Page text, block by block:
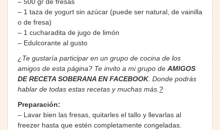
– 1 taza de yogurt sin azúcar (puede ser natural, de vainilla
o de fresa)
– 1 cucharadita de jugo de limón
– Edulcorante al gusto
¿Te gustaría participar en un grupo de cocina de los
amigos de esta página? Te invito a mi grupo de AMIGOS
DE RECETA SOBERANA EN FACEBOOK. Donde podrás
hablar de todas estas recetas y muchas más. ?
Preparación:
– Lavar bien las fresas, quitarles el tallo y llevarlas al
freezer hasta que estén completamente congeladas.